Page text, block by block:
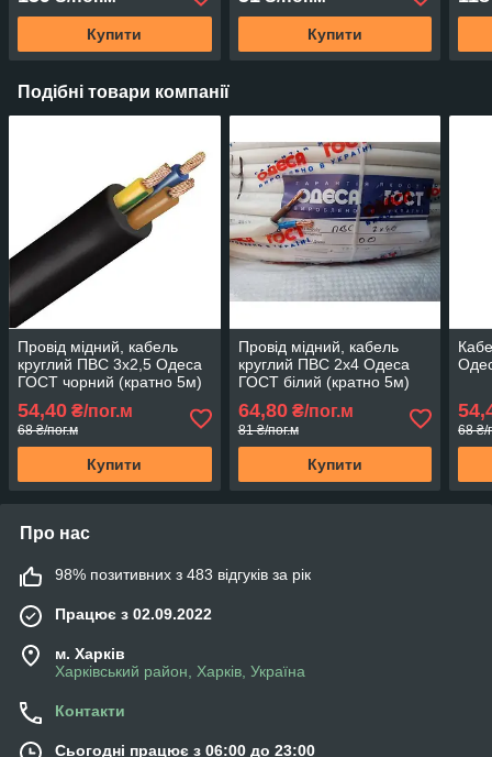
Купити Купити
Подібні товари компанії
Провід мідний, кабель
круглий ПВС 3х2,5 Одеса
ГОСТ чорний (кратно 5м)
54,40 ₴/пог.м
68 ₴/пог.м
Купити
Провід мідний, кабель
круглий ПВС 2х4 Одеса
ГОСТ білий (кратно 5м)
64,80₴/пог.м
81 ₴/пог.м
Купити
68 ₴/
Про нас
98% позитивних з 483 відгуків за рік
Працює з 02.09.2022
м. Харків
Харківський район, Харків, Україна
Контакти
Сьогодні працює з 06:00 до 23:00